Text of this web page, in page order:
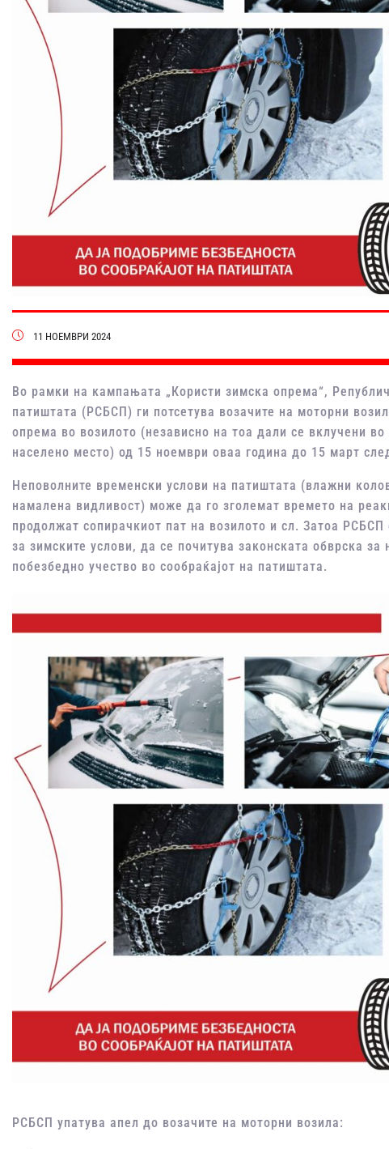
11 НОЕМВРИ 2024
Во рамки на кампањата „Користи зимска опрема“,
патиштата (РСБСП) ги потсетува возачите на моторни
опрема во возилото (независно на тоа дали се вклучени
населено место) од 15 ноември оваа година до 15 март
Неповолните временски услови на патиштата (влажни
намалена видливост) може да го зголемат времето на
продолжат сопирачкиот пат на возилото и сл. Затоа
за зимските услови, да се почитува законската обврска
побезбедно учество во сообраќајот на патиштата.
РСБСП упатува апел до возачите на моторни возила: